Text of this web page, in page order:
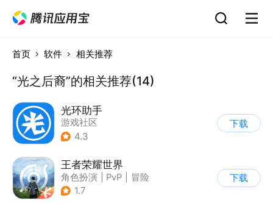
首页 软件 相关推荐
“光之后裔”的相关推荐(14)
光环助手
游戏社区
4.3
下载
王者荣耀世界
角色扮演 PvP
冒险
| 开放世界
1.7
下载